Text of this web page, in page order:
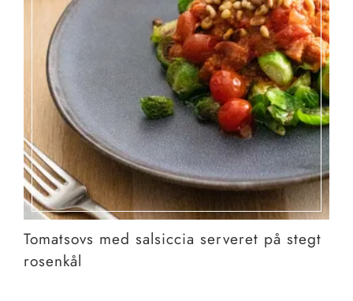
Tomatsovs med salsiccia serveret på stegt
rosenkål